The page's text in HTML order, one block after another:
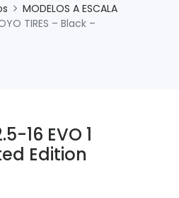
MODELOS A ESCALA
TIRES – Black –
16 EVO 1
Edition